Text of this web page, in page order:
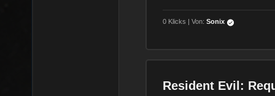
0 Klicks | Von:Sonix
Resident Evil: